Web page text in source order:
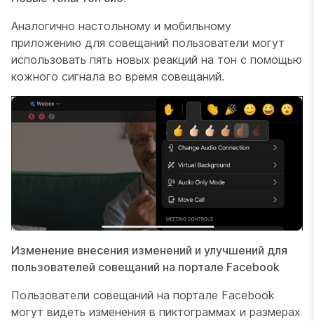
Аналогично настольному и мобильному
приложению для совещаний пользователи могут
использовать пять новых реакций на тон с помощью
кожного сигнала во время совещаний.
Изменение внесения изменений и улучшений для
пользователей совещаний на портале Facebook
Пользователи совещаний на портале Facebook
могут видеть изменения в пиктограммах и размерах